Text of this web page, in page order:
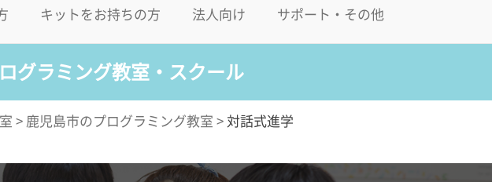
キットをお持ちの方 法人向け サポート・その他
グラミング教室・スクール
> 鹿児島市のプログラミング教室 > 対話式進学